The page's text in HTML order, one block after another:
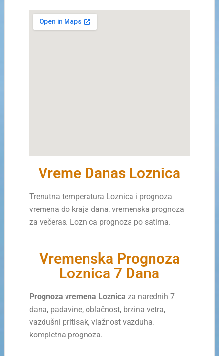
Vreme Danas Loznica
Trenutna temperatura Loznica i prognoza
vremena do kraja dana, vremenska prognoza
za večeras. Loznica prognoza po satima.
Vremenska Prognoza
Loznica 7 Dana
Prognoza vremena Loznica za narednih 7
dana, padavine, oblačnost, brzina vetra,
vazdušni pritisak, vlažnost vazduha,
kompletna prognoza.